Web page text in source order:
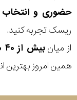
حضوری و انتخاب بین ۳
ریسک تجربه کنید.
از میانبیش از ۴۰ هزار مدل ساعت و اکسسوری اورجینال
همین امروز بهترین